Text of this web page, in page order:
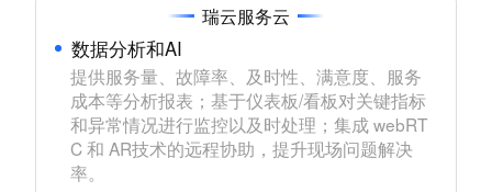
瑞云服务云
数据分析和AI
提供服务量、故障率、及时性、满意度、服务
成本等分析报表；基于仪表板/看板对关键指标
和异常情况进行监控以及时处理；集成 webRT
C 和 AR技术的远程协助，提升现场问题解决
率。